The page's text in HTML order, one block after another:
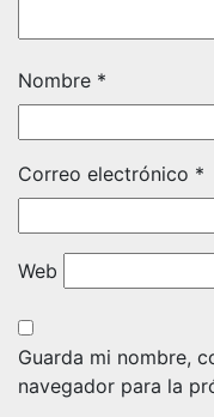
Nombre *
Correo electrónico *
Web
Guarda mi nombre,
navegador para la